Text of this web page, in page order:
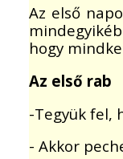
Az első
hogy
Az első rab
-Tegyük fel,
- Akkor